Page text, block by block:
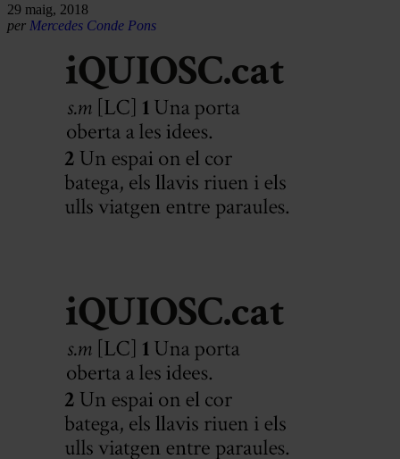
29 maig, 2018
per Mercedes Conde Pons